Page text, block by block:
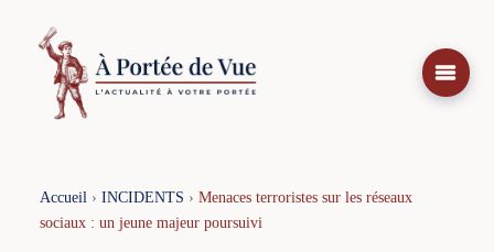
contenu
Accueil› INCIDENTS › Menaces terroristes sur les réseaux
sociaux : un jeune majeur poursuivi